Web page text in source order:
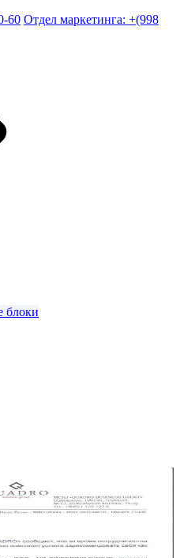
60 Отдел маркетинга: +(998
блоки